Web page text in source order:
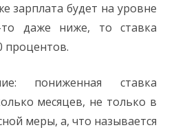
зарплата будет на уровне
даже ниже, то ставка
процентов.
пониженная ставка
месяцев, не только в
меры, а, что называется